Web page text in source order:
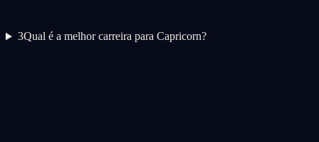
3Qual é a melhor carreira para Capricorn?